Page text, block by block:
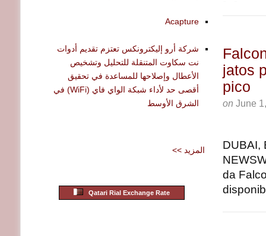
jatos
pico
on June
DUBAI,
da
Acapture
شركة أرو إليكترونكس تعتزم تقديم أدوات
نت سكاوت المتنقلة للتحليل وتشخيص
الأعطال وإصلاحها للمساعدة في تحقيق
أقصى حد لأداء شبكة الواي فاي (WiFi) في
الشرق الأوسط
<< المزيد
Qatari Rial Exchange Rate